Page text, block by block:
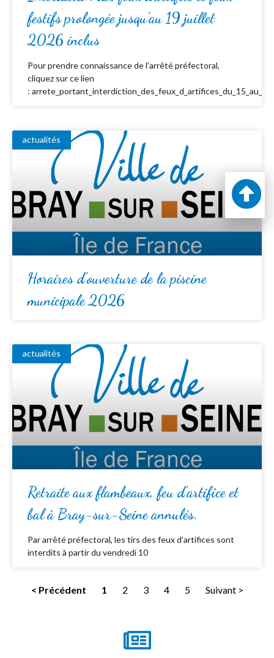
festifs prolongée jusqu’au 19 juillet
2026 inclus
Pour prendre connaissance de l’arrêté préfectoral,
cliquez sur ce lien
:
actualités
Horaires d’ouverture de la piscine
municipale 2026
actualités
Retraite aux flambeaux, feu d’artifice et
bal à Bray-sur-Seine annulés.
Par arrêté préfectoral, les tirs des feux d’artifices sont
interdits à partir du vendredi 10
< Précédent 1 2 3 4 5 Suivant >